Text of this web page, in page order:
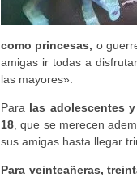
como princesas, o
amigas ir todas a
las mayores».
Para las adolescentes
18 , que se merecen
sus amigas hasta llegar
Para veinteañeras,